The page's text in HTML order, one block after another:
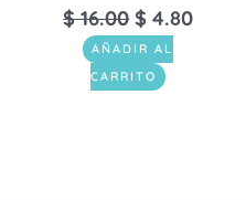
$16.00 $ 4.80
AÑADIR AL
CARRITO